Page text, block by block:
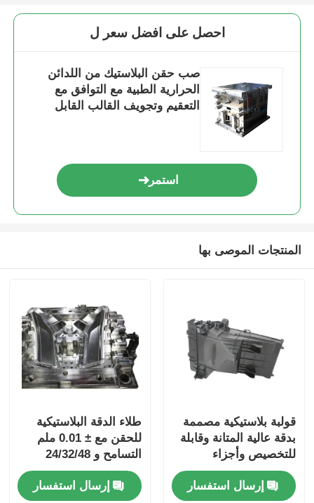
احصل على افضل سعر ل
صب حقن البلاستيك من اللدائن
الحرارية الطبية مع التوافق مع
التعقيم وتجويف القالب القابل
استمر
المنتجات الموصى بها
قولبة بلاستيكية مصممة
بدقة عالية المتانة وقابلة
للتخصيص وأجزاء
بلاستيكية بالحقن
للمنتجات الطبية
إرسال استفسار
طلاء الدقة البلاستيكية
للحقن مع ± 0.01 ملم
التسامح و 24/32/48
خيارات تجويف للحقن
الطبي إرسال استفسار